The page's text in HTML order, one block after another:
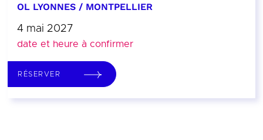
OL LYONNES / MONTPELLIER
4 mai 2027
date et heure à confirmer
RÉSERVER